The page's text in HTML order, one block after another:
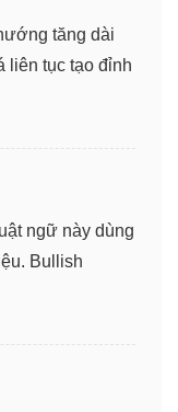
tăng dài
liên tục tạo đỉnh
ngữ này dùng
Bullish